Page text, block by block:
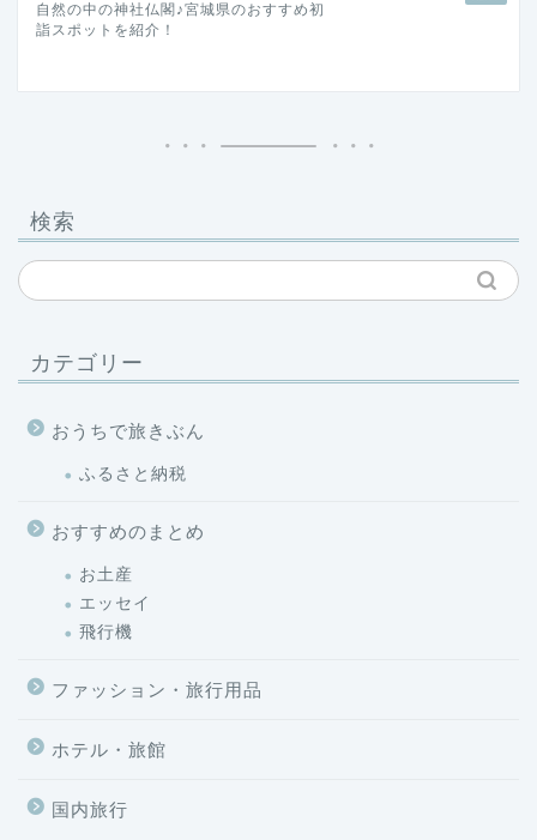
自然の中の神社仏閣♪宮城県のおすすめ初
詣スポットを紹介！
検索
カテゴリー
おうちで旅きぶん
ふるさと納税
おすすめのまとめ
お土産
エッセイ
飛行機
ファッション・旅行用品
ホテル・旅館
国内旅行